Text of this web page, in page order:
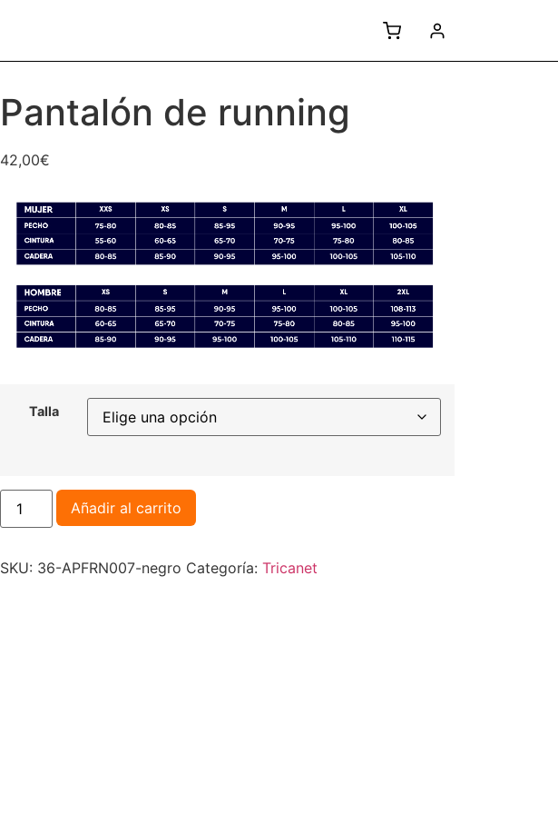
Pantalón de running
42,00€
Talla
Añadir al carrito
SKU: 36-APFRN007-negro Categoría: Tricanet